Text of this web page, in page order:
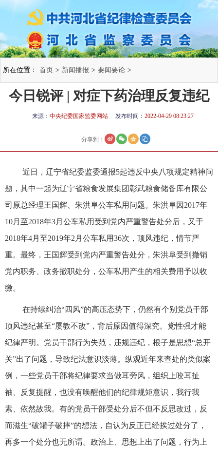
所在位置： 首页 > 新闻播报 > 要闻要论 >
今日锐评 | 对症下药治理反复违纪
来源： 中央纪委国家监委网站 发布时间： 2022-04-29 08:23:27
分享到：
近日，辽宁省纪委监委通报5起违反中央八项规定精神问
题，其中一起为辽宁省粮食发展集团彰武粮食储备库有限公
司原总经理王国辉、朱洪阜公车私用问题。朱洪阜因2017年
10月至2018年3月公车私用受到党内严重警告处分后，又于
2018年4月至2019年2月公车私用36次，顶风违纪，情节严
重。最终，王国辉受到党内严重警告处分，朱洪阜受到撤销
党内职务、政务撤职处分，公车私用产生的相关费用予以收
缴。
在持续纠治“四风”的高压态势下，仍然有个别党员干部
顶风违纪甚至“屡教不改”，背后原因值得深究。党性强才能
纪律严明。党员干部行为失范，违规违纪，根子是思想“总开
关”出了问题，导致纪法意识淡薄。纵观近年来查处的类似案
例，一些党员干部将纪律要求当做耳旁风，组织上咬耳扯
袖、反复提醒，也没有唤醒他们的纪律规矩意识，我行我
素、依然故我。有的党员干部受处分后不但不反思改过，反
而滋生“破罐子破摔”的想法，自认为反正已经挨过处分了，
再多一个处分也无所谓。政治上、思想上出了问题，行为上